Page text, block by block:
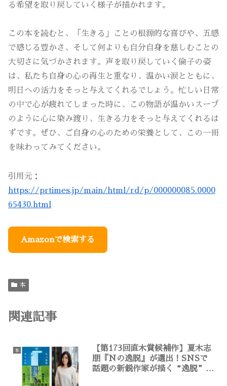
る希望を取り戻していく様子が描かれます。
この本を読むと、「生きる」ことの根源的な喜びや、五感
で感じる豊かさ、そして何よりも自分自身を慈しむことの
大切さに気づかされます。声を取り戻していく倫子の姿
は、私たち自身の心の再生と重なり、温かい涙とともに、
明日への活力をそっと与えてくれるでしょう。忙しい日常
の中で心が疲れてしまった時に、この物語が温かいスープ
のように心に染み渡り、生きる力をそっと与えてくれるは
ずです。ぜひ、ご自身の心のための栄養として、この一冊
を味わってみてください。
引用元：
https://prtimes.jp/main/html/rd/p/000000085.0000
65430.html
Amazonで検索する
本
関連記事
本
【第173回直木賞候補作】夏木志
朋『Nの逸脱』が選出！SNSで
話題の新鋭作家が描く“逸脱”の